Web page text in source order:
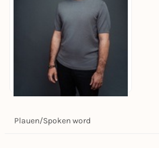
Oliver Wnuk
Plauen/Spoken word